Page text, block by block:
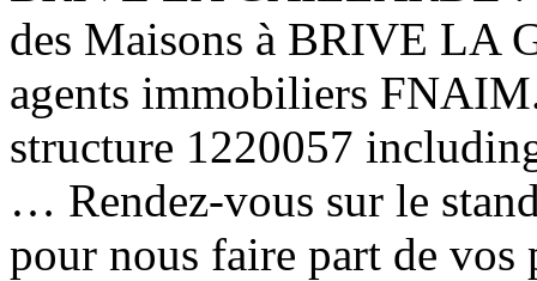
des Maisons à BRIVE LA
agents immobiliers
structure 1220057
… Rendez-vous sur le
pour nous faire part de